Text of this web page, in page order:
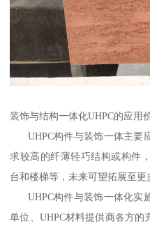
装饰与结构一体化UHPC的应用
UHPC构件与装饰一体主要
求较高的纤薄轻巧结构或构件
台和楼梯等，未来可望拓展至更
UHPC构件与装饰一体化实
单位、UHPC材料提供商各方